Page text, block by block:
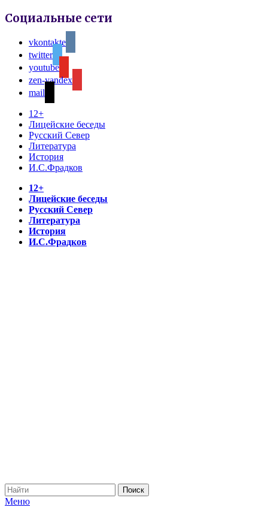
Социальные сети
vkontakte
twitter
youtube
zen-yandex
mail
12+
Лицейские беседы
Русский Север
Литература
История
И.С.Фрадков
12+
Лицейские беседы
Русский Север
Литература
История
И.С.Фрадков
Меню